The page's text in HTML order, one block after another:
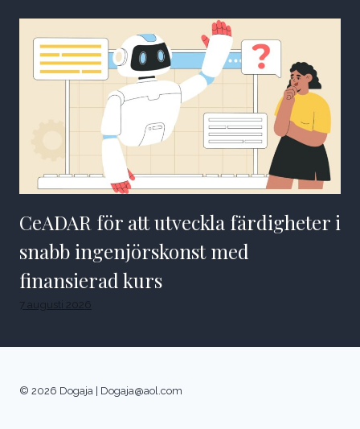
CeADAR för att utveckla färdigheter i
snabb ingenjörskonst med
finansierad kurs
7 augusti 2026
© 2026 Dogaja | Dogaja@aol.com